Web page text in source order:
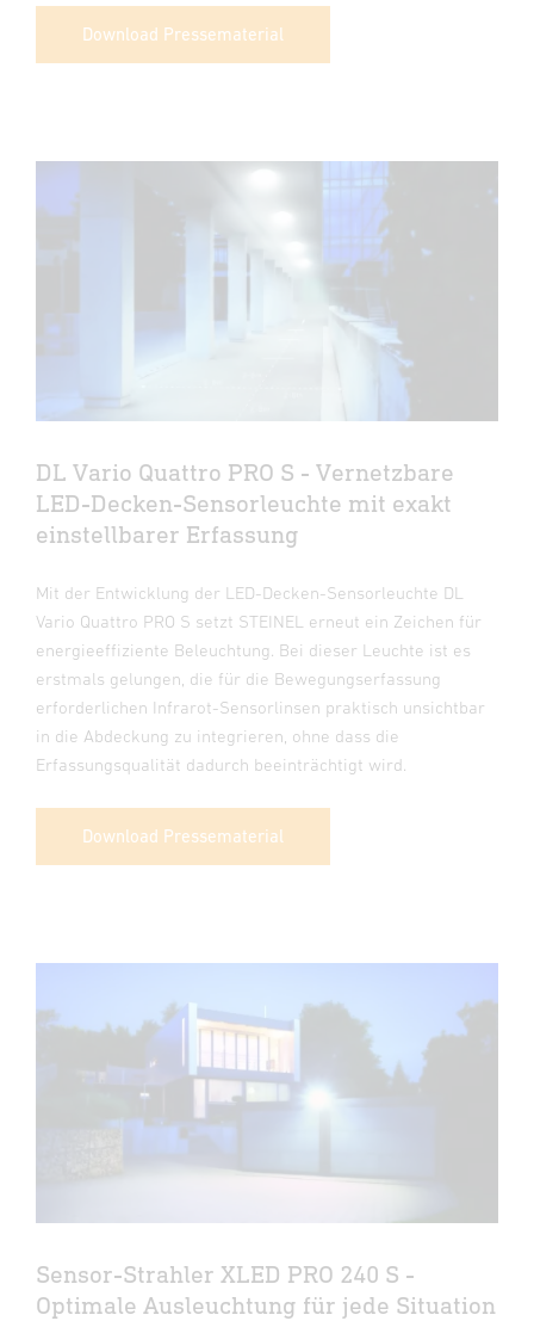
Download Pressematerial
DL Vario Quattro PRO S - Vernetzbare
LED-Decken-Sensorleuchte mit exakt
einstellbarer Erfassung
Mit der Entwicklung der LED-Decken-Sensorleuchte DL
Vario Quattro PRO S setzt STEINEL erneut ein Zeichen für
energieeffiziente Beleuchtung. Bei dieser Leuchte ist es
erstmals gelungen, die für die Bewegungserfassung
erforderlichen Infrarot-Sensorlinsen praktisch unsichtbar
in die Abdeckung zu integrieren, ohne dass die
Erfassungsqualität dadurch beeinträchtigt wird.
Download Pressematerial
Sensor-Strahler XLED PRO 240 S -
Optimale Ausleuchtung für jede Situation